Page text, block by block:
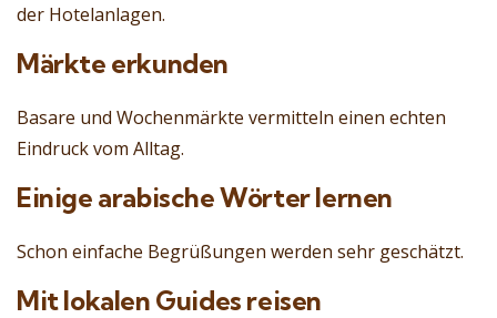
der Hotelanlagen.
Märkte erkunden
Basare und Wochenmärkte vermitteln einen echten
Eindruck vom Alltag.
Einige arabische Wörter lernen
Schon einfache Begrüßungen werden sehr geschätzt.
Mit lokalen Guides reisen